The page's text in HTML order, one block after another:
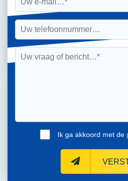
Ik ga akkoord met de